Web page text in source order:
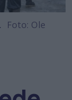
Foto: Ole